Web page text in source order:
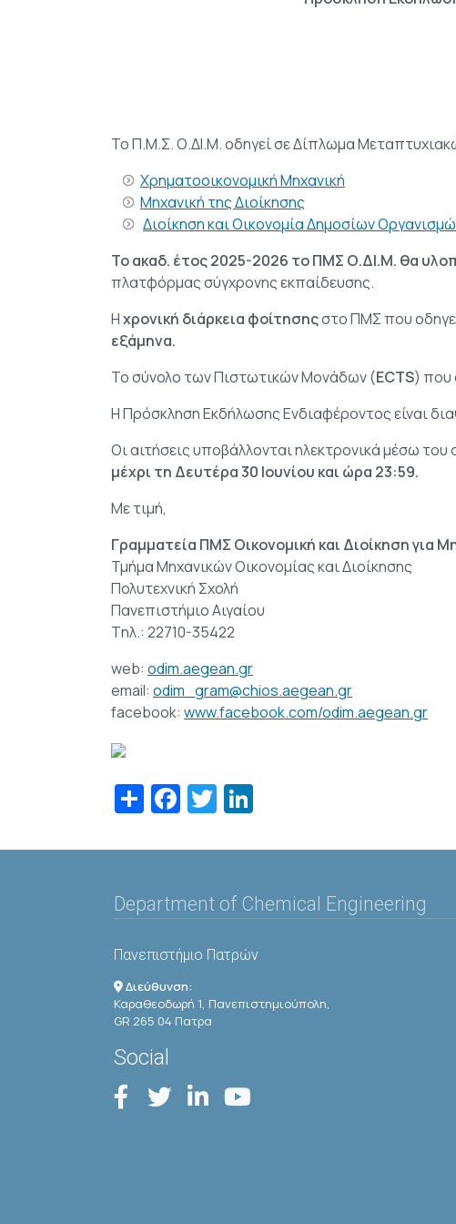
Το Π.Μ.Σ. Ο.ΔΙ.Μ. οδηγεί σε Δίπλωμα
Χρηματοοικονομική Μηχανική
Μηχανική της Διοίκησης
Διοίκηση και Οικονομία Δημοσίων
Το ακαδ. έτος 2025-2026 το ΠΜΣ Ο.ΔΙ.Μ. θα
πλατφόρμας σύγχρονης εκπαίδευσης.
Ηχρονική διάρκεια φοίτησηςστο ΠΜΣ που
εξάμηνα.
Το σύνολο των Πιστωτικών Μονάδων (ECTS) που
Η Πρόσκληση Εκδήλωσης Ενδιαφέροντος είναι
Οι αιτήσεις υποβάλλονται ηλεκτρονικά μέσω
μέχρι τη Δευτέρα 30 Ιουνίου και ώρα 23:59.
Με τιμή,
Γραμματεία ΠΜΣ Οικονομική και Διοίκηση για
Τμήμα Μηχανικών Οικονομίας και Διοίκησης
Πολυτεχνική Σχολή
Πανεπιστήμιο Αιγαίου
Tηλ.: 22710-35422
web: odim.aegean.gr
email: odim_gram@chios.aegean.gr
facebook: www.facebook.com/odim.aegean.gr
ShareFacebook
Twitter
Department of Chemical Engineering
Πανεπιστήμιο Πατρών
Διεύθυνση:
Καραθεοδωρή 1, Πανεπιστημιούπολη,
GR 265 04 Πατρα
Social